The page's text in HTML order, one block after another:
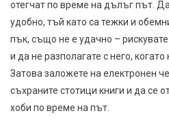
отегчат по време на дълъг път.
удобно, тъй като са тежки и
пък, също не е удачно –
и да не разполагате с него,
Затова заложете на електронен
съхраните стотици книги и да се
хоби по време на път.